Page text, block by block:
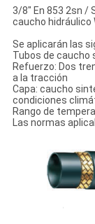
3/8" En 853 2sn /
caucho hidráulico
Se aplicarán las
Tubos de
Refuerzo: Dos
a la tracción
Capa: caucho
condiciones
Rango de
Las normas